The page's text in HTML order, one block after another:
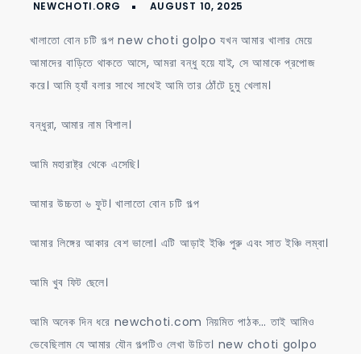
মধুর
খালাতো বোন চটি গল্প new choti golpo যখন আমার খালার মেয়ে
আমাদের বাড়িতে থাকতে আসে, আমরা বন্ধু হয়ে যাই, সে আমাকে প্রপোজ
করে। আমি হ্যাঁ বলার সাথে সাথেই আমি তার ঠোঁটে চুমু খেলাম।
বন্ধুরা, আমার নাম বিশাল।
আমি মহারাষ্ট্র থেকে এসেছি।
আমার উচ্চতা ৬ ফুট। খালাতো বোন চটি গল্প
আমার লিঙ্গের আকার বেশ ভালো। এটি আড়াই ইঞ্চি পুরু এবং সাত ইঞ্চি লম্বা।
আমি খুব ফিট ছেলে।
আমি অনেক দিন ধরে newchoti.com নিয়মিত পাঠক… তাই আমিও
ভেবেছিলাম যে আমার যৌন গল্পটিও লেখা উচিত। new choti golpo